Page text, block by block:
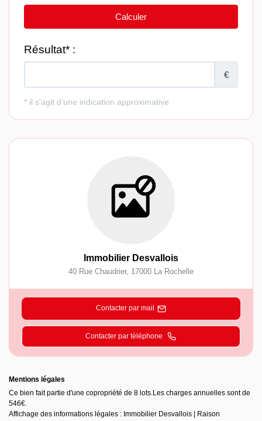
Immobilier Desvallois
40 Rue Chaudrier, 17000 La Rochelle
Contacter par mail
Contacter par téléphone
Mentions légales
Ce bien fait partie d'une copropriété de 8 lots.Les charges annuelles sont de
546€.
Affichage des informations légales : Immobilier Desvallois | Raison